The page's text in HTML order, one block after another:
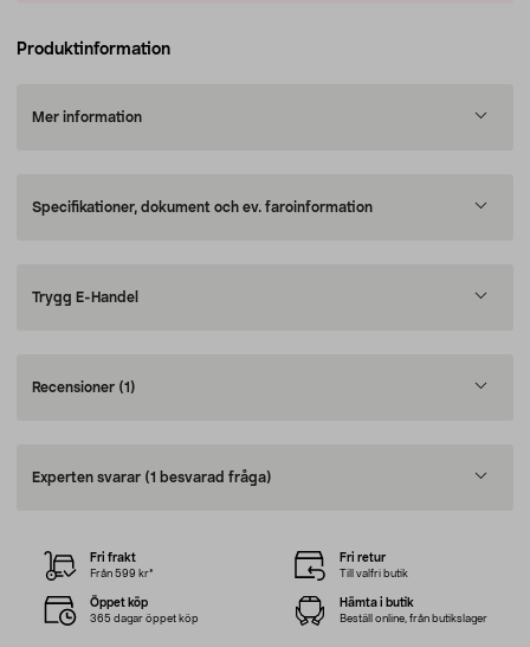
Produktinformation
Mer information
Specifikationer, dokument och ev. faroinformation
Trygg E-Handel
Recensioner (1)
Experten svarar (1 besvarad fråga)
Fri frakt
Från 599 kr*
Fri retur
Till valfri butik
Öppet köp
365 dagar öppet köp
Hämta i butik
Beställ online, från butikslager